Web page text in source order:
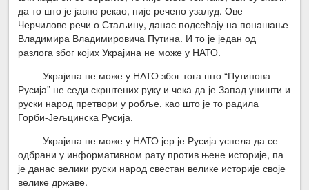
да то што је јавно рекао, није речено узалуд. Ове
Черчилове речи о Стаљину, данас подсећају на понашање
Владимира Владимировича Путина. И то је један од
разлога због којих Украјина не може у НАТО.
– Украјина не може у НАТО због тога што “Путинова
Русија” не седи скрштених руку и чека да је Запад уништи и
руски народ претвори у робље, као што је то радила
Горби-Јељцинска Русија.
– Украјина не може у НАТО јер је Русија успела да се
одбрани у информативном рату против њене историје, па
је данас велики руски народ свестан велике историје своје
велике државе.